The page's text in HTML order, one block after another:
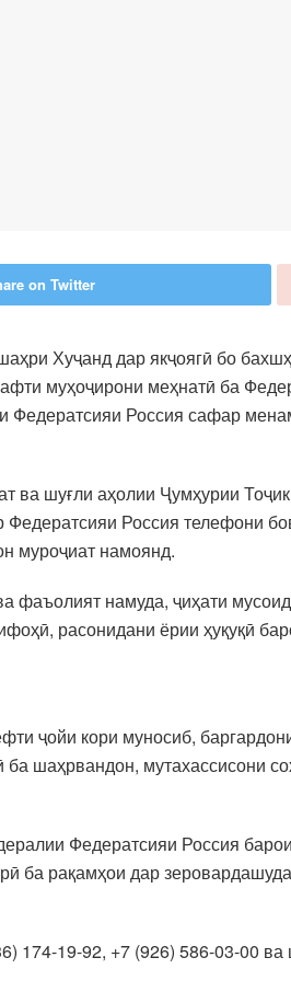
on Twitter
Хуҷанд дар якҷоягӣ бо
муҳоҷирони меҳнатӣ ба
Федератсияи Россия сафар
ва шуғли аҳолии Ҷумҳурии
Россия телефони
муроҷиат намоянд.
фаъолият намуда, ҷиҳати
расонидани ёрии ҳуқуқӣ
ҷойи кори муносиб,
шаҳрвандон, мутахассисони
Федератсияи Россия барои
ба рақамҳои дар
174-19-92, +7 (926) 586-03-00 ва